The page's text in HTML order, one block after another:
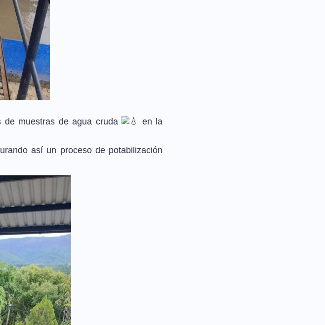
de muestras de agua cruda
en la
así un proceso de potabilización